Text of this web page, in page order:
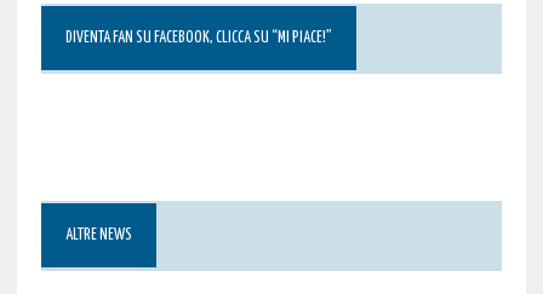
DIVENTA FAN SU FACEBOOK, CLICCA SU “MI PIACE!”
ALTRE NEWS